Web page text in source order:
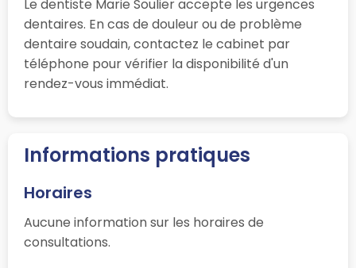
Le dentiste Marie Soulier accepte les urgences
dentaires. En cas de douleur ou de problème
dentaire soudain, contactez le cabinet par
téléphone pour vérifier la disponibilité d'un
rendez-vous immédiat.
Informations pratiques
Horaires
Aucune information sur les horaires de
consultations.